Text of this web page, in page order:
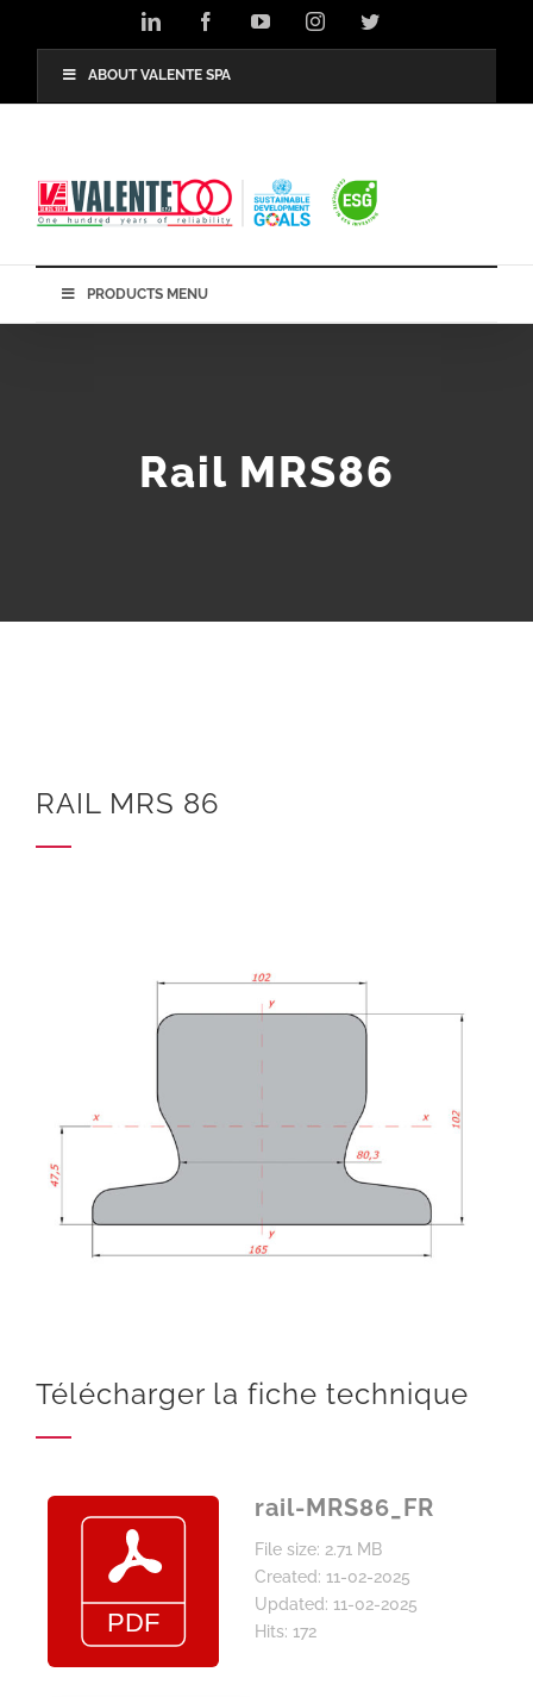
LinkedIn FacebookYouTubeInstagramTwitter
ABOUT VALENTE SPA
PRODUCTS MENU
Rail MRS86
RAIL MRS 86
Télécharger la fiche technique
rail-MRS86_FR
File size: 2.71 MB
Created: 11-02-2025
Updated: 11-02-2025
Hits: 172